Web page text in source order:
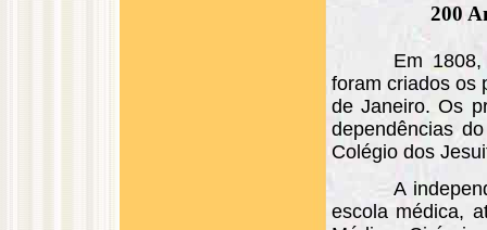
200
Em
foram criados os
de Janeiro. Os
dependências
Colégio dos
A
escola médica,